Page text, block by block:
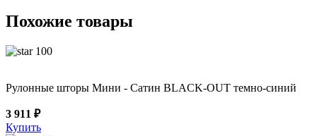
Похожие товары
100
Рулонные шторы Мини - Сатин BLACK-OUT темно-синий
3 911 ₽
Купить